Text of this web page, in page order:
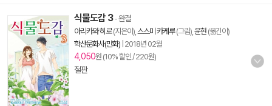
식물도감 3- 완결
아리카와 히로(지은이), 스스미 카케루(그림), 윤현 (옮긴이)
학산문화사(만화) 2018년 02월
4,050원 (10% 할인 / 220원)
절판